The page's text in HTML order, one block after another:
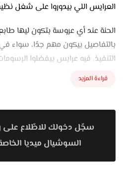
العرايس اللي بيدوروا على شغل
الحنة عند أي عروسة بتكون ليها
بالتفاصيل بيكون مهم جدًا، سواء في
التنفيذ. فيه عرايس بيفضلوا
ناعم على الإيد، وفيه ناس بتحب
الخدمات اللي بتتقدم في المجال
الحنة بس، لكن بقت تشمل تجهيز
قراءة المزيد
سجّل دخولك للاطّلاع على
السوشيال ميديا